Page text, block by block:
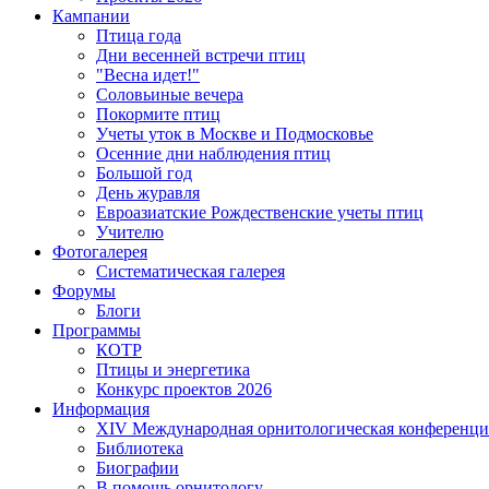
Кампании
Птица года
Дни весенней встречи птиц
"Весна идет!"
Соловьиные вечера
Покормите птиц
Учеты уток в Москве и Подмосковье
Осенние дни наблюдения птиц
Большой год
День журавля
Евроазиатские Рождественские учеты птиц
Учителю
Фотогалерея
Систематическая галерея
Форумы
Блоги
Программы
КОТР
Птицы и энергетика
Конкурс проектов 2026
Информация
XIV Международная орнитологическая
Библиотека
Биографии